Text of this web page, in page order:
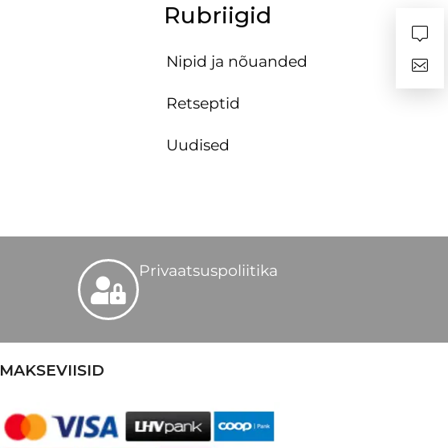
Rubriigid
Nipid ja nõuanded
Retseptid
Uudised
Privaatsuspoliitika
MAKSEVIISID